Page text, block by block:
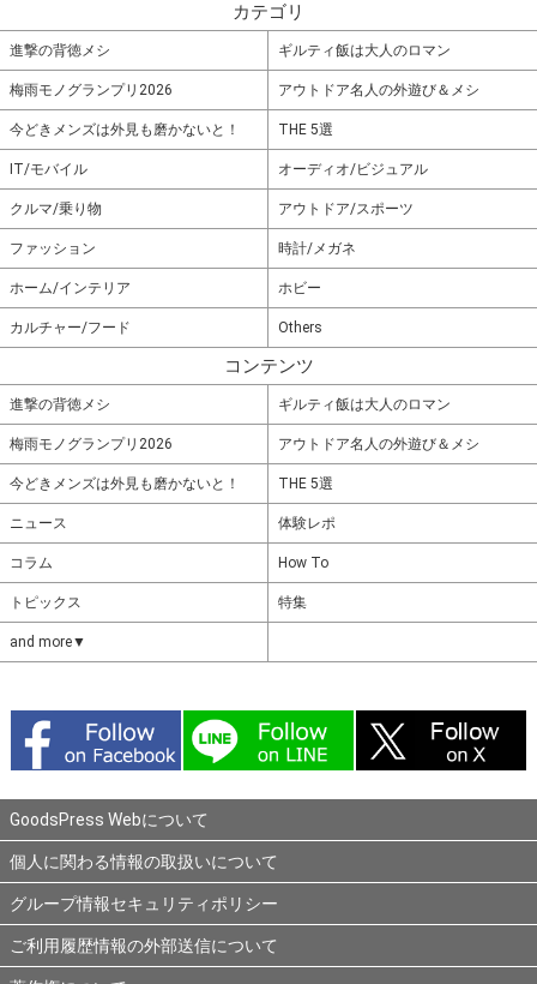
カテゴリ
進撃の背徳メシ ギルティ飯は大人のロマン
梅雨モノグランプリ2026 アウトドア名人の外遊び＆メシ
今どきメンズは外見も磨かないと！ THE 5選
IT/モバイル オーディオ/ビジュアル
クルマ/乗り物 アウトドア/スポーツ
ファッション 時計/メガネ
ホーム/インテリア ホビー
カルチャー/フード Others
コンテンツ
進撃の背徳メシ ギルティ飯は大人のロマン
梅雨モノグランプリ2026 アウトドア名人の外遊び＆メシ
今どきメンズは外見も磨かないと！ THE 5選
ニュース 体験レポ
コラム How To
トピックス 特集
and more▼
GoodsPress Webについて
個人に関わる情報の取扱いについて
グループ情報セキュリティポリシー
ご利用履歴情報の外部送信について